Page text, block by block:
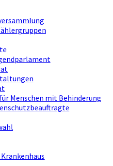
Menschen mit Behinderung